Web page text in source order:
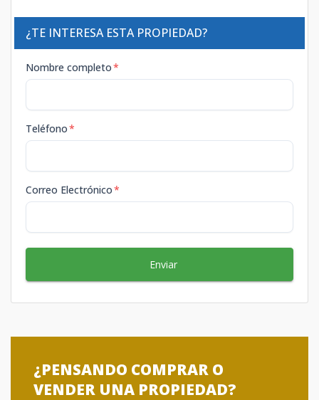
¿TE INTERESA ESTA PROPIEDAD?
Nombre completo*
Teléfono*
Correo Electrónico*
Enviar
¿PENSANDO COMPRAR O
VENDER UNA PROPIEDAD?